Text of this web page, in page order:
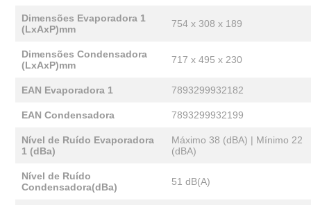
Dimensões Evaporadora 1
(LxAxP)mm
754 x 308 x 189
Dimensões Condensadora
(LxAxP)mm
717 x 495 x 230
EAN Evaporadora 1 7893299932182
EAN Condensadora 7893299932199
Nível de Ruído Evaporadora
1 (dBa)
Máximo 38 (dBA) | Mínimo 22
(dBA)
Nível de Ruído
Condensadora(dBa)
51 dB(A)